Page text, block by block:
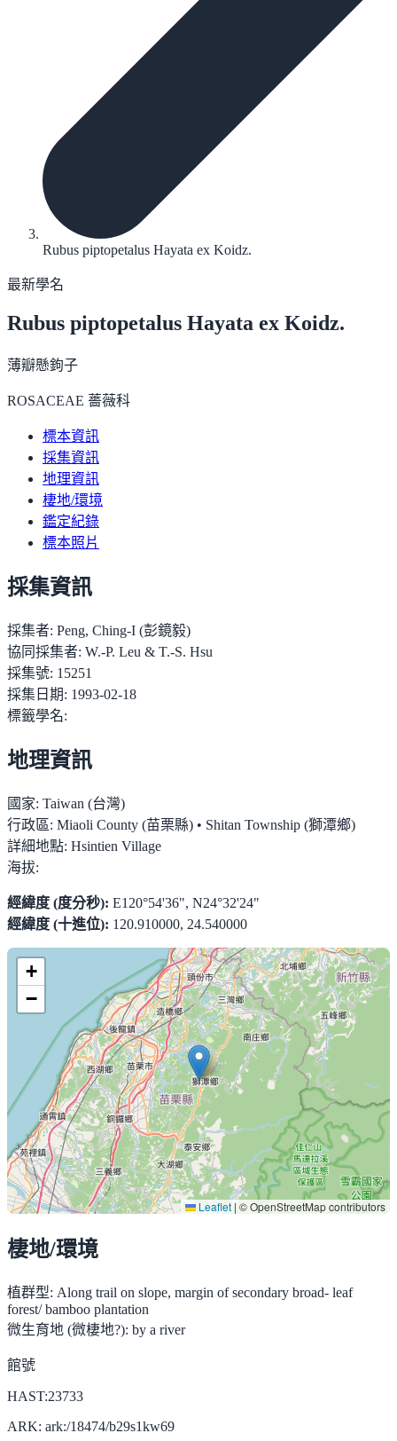
Rubus piptopetalus Hayata ex Koidz.
最新學名
Rubus piptopetalus Hayata ex Koidz.
薄瓣懸鉤子
ROSACEAE 薔薇科
標本資訊
採集資訊
地理資訊
棲地/環境
鑑定紀錄
標本照片
採集資訊
採集者: Peng, Ching-I (彭鏡毅)
協同採集者: W.-P. Leu & T.-S. Hsu
採集號: 15251
採集日期: 1993-02-18
標籤學名:
地理資訊
國家: Taiwan (台灣)
行政區: Miaoli County (苗栗縣) • Shitan Township (獅潭鄉)
詳細地點: Hsintien Village
海拔:
經緯度 (度分秒): E120°54'36", N24°32'24"
經緯度 (十進位): 120.910000, 24.540000
+
−
Leaflet | © OpenStreetMap contributors
棲地/環境
植群型: Along trail on slope, margin of secondary broad- leaf
forest/ bamboo plantation
微生育地 (微棲地?): by a river
館號
HAST:23733
ARK: ark:/18474/b29s1kw69